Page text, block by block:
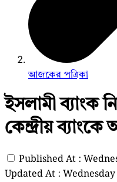
আজকের পত্রিকা
ইসলামী ব্যাংক
কেন্দ্রীয়
Published At :
Updated At :